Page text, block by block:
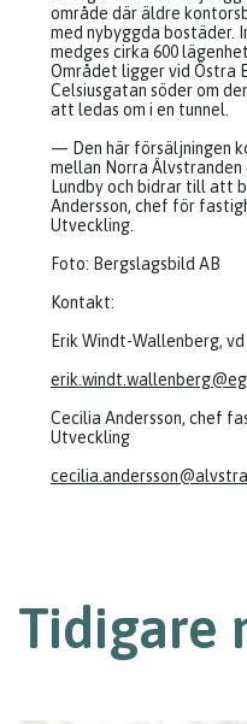
område där äldre
med nybyggda bostäder.
medges cirka 600
Området ligger vid Östra
Celsiusgatan söder om
att ledas om i en tunnel.
— Den här försäljningen
mellan Norra
Lundby och bidrar till att
Andersson, chef för
Utveckling.
Foto: Bergslagsbild AB
Kontakt:
Erik Windt-Wallenberg,
Cecilia Andersson, chef
Utveckling
Tidigare